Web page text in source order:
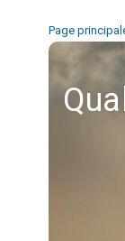
Page